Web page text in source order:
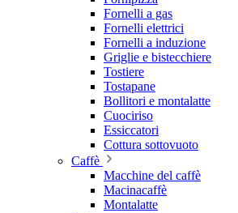
Fornelli a gas
Fornelli elettrici
Fornelli a induzione
Griglie e bistecchiere
Tostiere
Tostapane
Bollitori e montalatte
Cuociriso
Essiccatori
Cottura sottovuoto
Caffè
Macchine del caffè
Macinacaffè
Montalatte